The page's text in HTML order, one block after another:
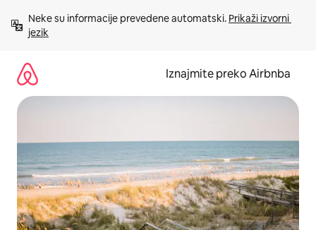
sadržaj
Neke su informacije prevedene automatski. Prikaži izvorni
jezik
Iznajmite preko Airbnba